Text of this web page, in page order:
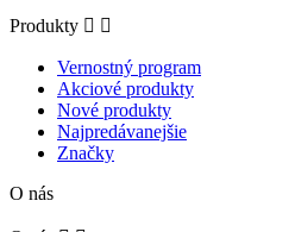
Produkty  
Vernostný program
Akciové produkty
Nové produkty
Najpredávanejšie
Značky
O nás